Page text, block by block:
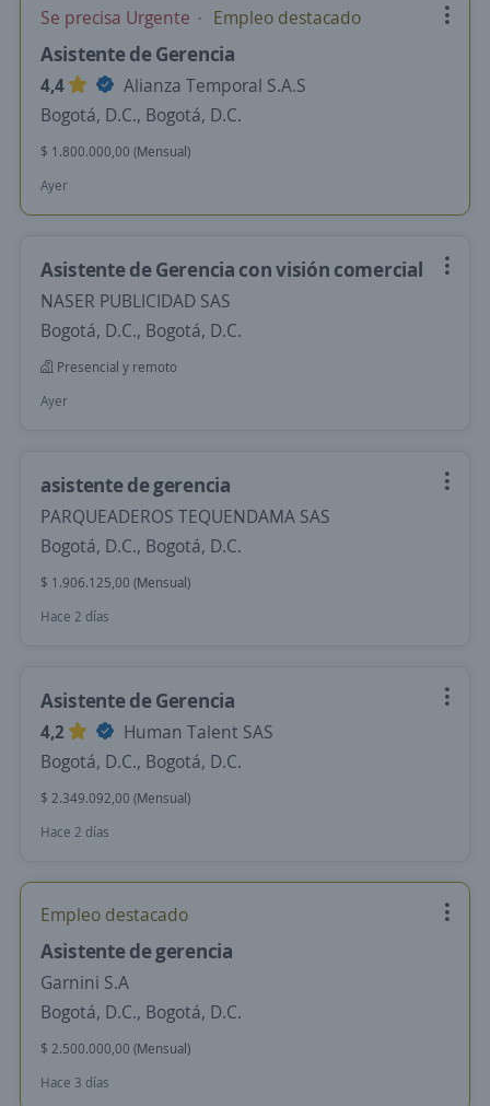
Se precisa Urgente Empleo destacado
Asistente de Gerencia
4,4
Alianza Temporal S.A.S
Bogotá, D.C., Bogotá, D.C.
$ 1.800.000,00 (Mensual)
Ayer
Asistente de Gerencia con visión comercial
NASER PUBLICIDAD SAS
Bogotá, D.C., Bogotá, D.C.
Presencial y remoto
Ayer
asistente de gerencia
PARQUEADEROS TEQUENDAMA SAS
Bogotá, D.C., Bogotá, D.C.
$ 1.906.125,00 (Mensual)
Hace 2 días
Asistente de Gerencia
4,2
Human Talent SAS
Bogotá, D.C., Bogotá, D.C.
$ 2.349.092,00 (Mensual)
Hace 2 días
Empleo destacado
Asistente de gerencia
Garnini S.A
Bogotá, D.C., Bogotá, D.C.
$ 2.500.000,00 (Mensual)
Hace 3 días